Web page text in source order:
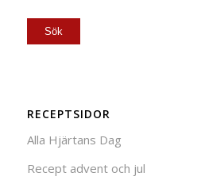
RECEPTSIDOR
Alla Hjärtans Dag
Recept advent och jul